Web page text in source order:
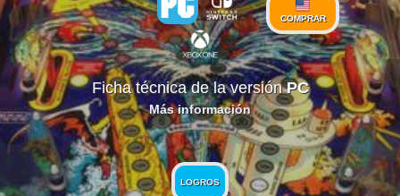
COMPRAR
Ficha técnica de la versiónPC
Más información
LOGROS